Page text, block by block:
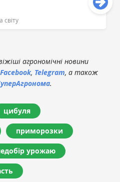
світу
агрономічні новини
Facebook, Telegram, а також
.
цибуля
приморозки
урожаю